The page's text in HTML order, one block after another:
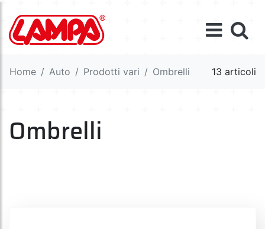
Home Auto Prodotti vari Ombrelli 13 articoli
Ombrelli